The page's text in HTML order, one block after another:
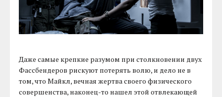
Даже самые крепкие разумом при столкновении двух
Фассбендеров рискуют потерять волю, и дело не в
том, что Майкл, вечная жертва своего физического
совершенства, наконец-то нашел этой отвлекающей